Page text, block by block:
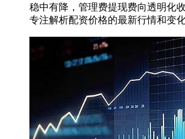
稳中有降，管理费提现费向透明化
专注解析配资价格的最新行情和变化